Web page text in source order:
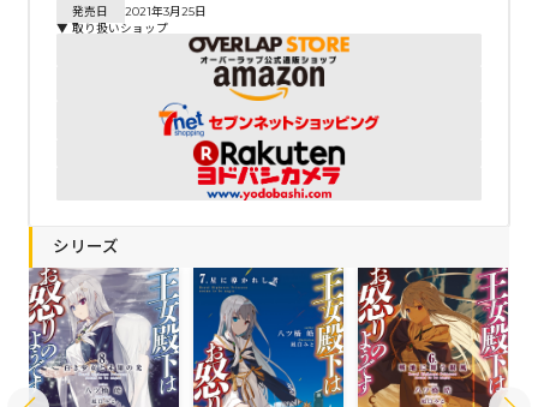
発売日
2021年3月25日
▼ 取り扱いショップ
シリーズ